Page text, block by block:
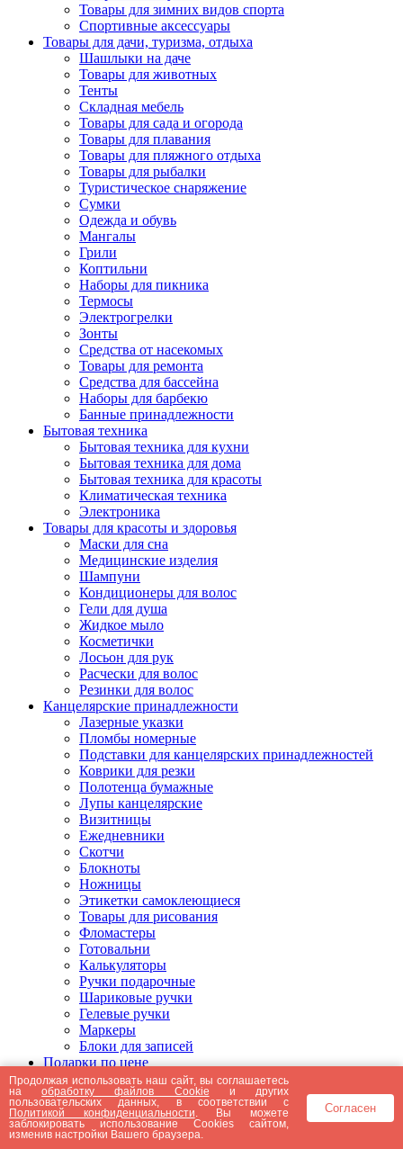
Товары для зимних видов спорта
Спортивные аксессуары
Товары для дачи, туризма, отдыха
Шашлыки на даче
Товары для животных
Тенты
Складная мебель
Товары для сада и огорода
Товары для плавания
Товары для пляжного отдыха
Товары для рыбалки
Туристическое снаряжение
Сумки
Одежда и обувь
Мангалы
Грили
Коптильни
Наборы для пикника
Термосы
Электрогрелки
Зонты
Средства от насекомых
Товары для ремонта
Средства для бассейна
Наборы для барбекю
Банные принадлежности
Бытовая техника
Бытовая техника для кухни
Бытовая техника для дома
Бытовая техника для красоты
Климатическая техника
Электроника
Товары для красоты и здоровья
Маски для сна
Медицинские изделия
Шампуни
Кондиционеры для волос
Гели для душа
Жидкое мыло
Косметички
Лосьон для рук
Расчески для волос
Резинки для волос
Канцелярские принадлежности
Лазерные указки
Пломбы номерные
Подставки для канцелярских принадлежностей
Коврики для резки
Полотенца бумажные
Лупы канцелярские
Визитницы
Ежедневники
Скотчи
Блокноты
Ножницы
Этикетки самоклеющиеся
Товары для рисования
Фломастеры
Готовальни
Калькуляторы
Ручки подарочные
Шариковые ручки
Гелевые ручки
Маркеры
Блоки для записей
Подарки по цене
Подарки от 5000 рублей
Подарки до 5000 рублей
Подарки до 3000 рублей
Подарки до 2000 рублей
Подарки до 1000 рублей
Продолжая использовать наш сайт, вы соглашаетесь
наобработку файлов Cookie и других
пользовательских данных, в соответствии с
Политикой конфиденциальности . Вы можете
заблокировать использование Cookies сайтом,
изменив настройки Вашего браузера.
Согласен